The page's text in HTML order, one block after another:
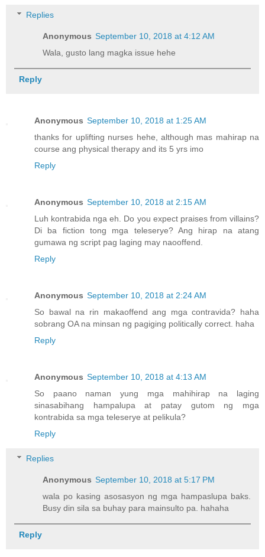
Replies
Anonymous September 10, 2018 at 4:12 AM
Wala, gusto lang magka issue hehe
Reply
Anonymous September 10, 2018 at 1:25 AM
thanks for uplifting nurses hehe, although mas mahirap na
course ang physical therapy and its 5 yrs imo
Reply
Anonymous September 10, 2018 at 2:15 AM
Luh kontrabida nga eh. Do you expect praises from villains?
Di ba fiction tong mga teleserye? Ang hirap na atang
gumawa ng script pag laging may naooffend.
Reply
Anonymous September 10, 2018 at 2:24 AM
So bawal na rin makaoffend ang mga contravida? haha
sobrang OA na minsan ng pagiging politically correct. haha
Reply
Anonymous September 10, 2018 at 4:13 AM
So paano naman yung mga mahihirap na laging
sinasabihang hampalupa at patay gutom ng mga
kontrabida sa mga teleserye at pelikula?
Reply
Replies
Anonymous September 10, 2018 at 5:17 PM
wala po kasing asosasyon ng mga hampaslupa baks.
Busy din sila sa buhay para mainsulto pa. hahaha
Reply